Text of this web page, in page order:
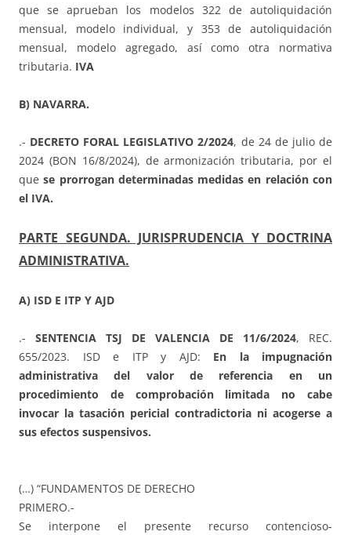
que se aprueban los modelos 322 de autoliquidación
mensual, modelo individual, y 353 de autoliquidación
mensual, modelo agregado, así como otra normativa
tributaria. IVA
B) NAVARRA.
.- DECRETO FORAL LEGISLATIVO 2/2024, de 24 de julio de
2024 (BON 16/8/2024), de armonización tributaria, por el
quese prorrogan determinadas medidas en relación con
el IVA.
PARTE SEGUNDA. JURISPRUDENCIA Y DOCTRINA
ADMINISTRATIVA.
A) ISD E ITP Y AJD
.- SENTENCIA TSJ DE VALENCIA DE 11/6/2024, REC.
655/2023. ISD e ITP y AJD: En la impugnación
administrativa del valor de referencia en un
procedimiento de comprobación limitada no cabe
invocar la tasación pericial contradictoria ni acogerse a
sus efectos suspensivos.
(…) “FUNDAMENTOS DE DERECHO
PRIMERO.-
Se interpone el presente recurso contencioso-